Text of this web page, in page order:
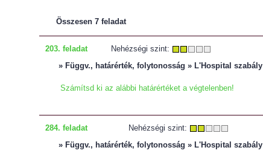
Összesen 7 feladat
203. feladat Nehézségi szint:
» Függv., határérték, folytonosság » L'Hospital szabály
Számítsd ki az alábbi határértéket a végtelenben!
284. feladat Nehézségi szint:
» Függv., határérték, folytonosság » L'Hospital szabály